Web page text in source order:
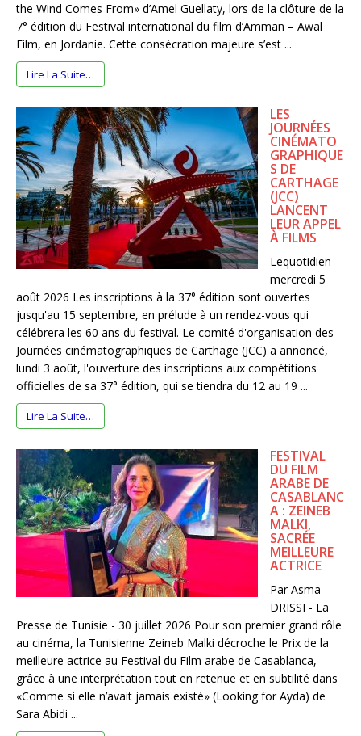
the Wind Comes From» d’Amel Guellaty, lors de la clôture de la
7° édition du Festival international du film d’Amman – Awal
Film, en Jordanie. Cette consécration majeure s’est ...
Lire La Suite…
LES
JOURNÉES
CINÉMATO
GRAPHIQUE
S DE
CARTHAGE
(JCC)
LANCENT
LEUR APPEL
À FILMS
Lequotidien -
mercredi 5
août 2026 Les inscriptions à la 37° édition sont ouvertes
jusqu'au 15 septembre, en prélude à un rendez-vous qui
célébrera les 60 ans du festival. Le comité d'organisation des
Journées cinématographiques de Carthage (JCC) a annoncé,
lundi 3 août, l'ouverture des inscriptions aux compétitions
officielles de sa 37° édition, qui se tiendra du 12 au 19 ...
Lire La Suite…
FESTIVAL
DU FILM
ARABE DE
CASABLANC
A : ZEINEB
MALKI,
SACRÉE
MEILLEURE
ACTRICE
Par Asma
DRISSI - La
Presse de Tunisie - 30 juillet 2026 Pour son premier grand rôle
au cinéma, la Tunisienne Zeineb Malki décroche le Prix de la
meilleure actrice au Festival du Film arabe de Casablanca,
grâce à une interprétation tout en retenue et en subtilité dans
«Comme si elle n’avait jamais existé» (Looking for Ayda) de
Sara Abidi ...